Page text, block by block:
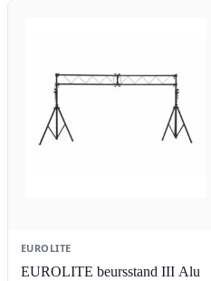
EUROLITE
EUROLITE beursstand III Alu